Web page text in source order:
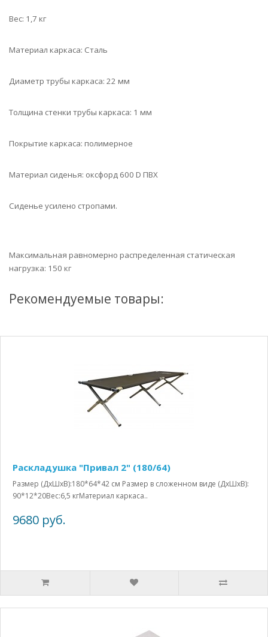
Вес: 1,7 кг
Материал каркаса: Сталь
Диаметр трубы каркаса: 22 мм
Толщина стенки трубы каркаса: 1 мм
Покрытие каркаса: полимерное
Материал сиденья: оксфорд 600 D ПВХ
Сиденье усилено стропами.
Максимальная равномерно распределенная статическая
нагрузка: 150 кг
Рекомендуемые товары:
Раскладушка "Привал 2" (180/64)
Размер (ДхШхВ):180*64*42 см Размер в сложенном виде (ДхШхВ):
90*12*20Вес:6,5 кгМатериал каркаса..
9680 руб.